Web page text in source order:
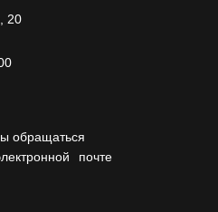
20
обращаться
почте